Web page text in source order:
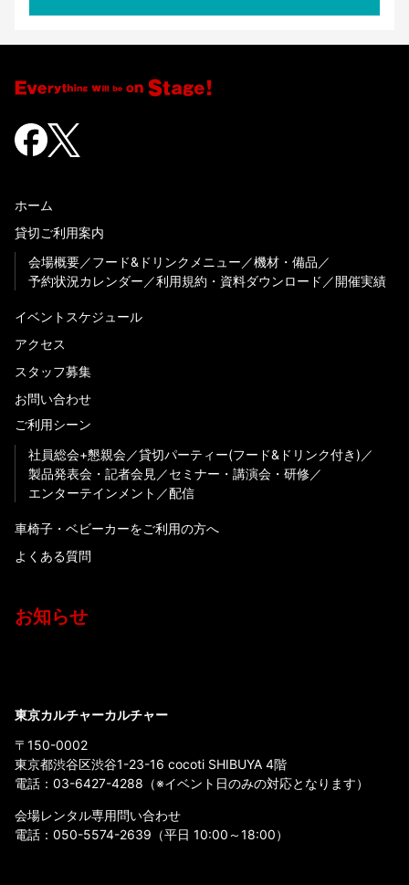
ホーム
貸切ご利用案内
会場概要
フード&ドリンクメニュー
機材・備品
予約状況カレンダー
利用規約・資料ダウンロード 開催実績
イベントスケジュール
アクセス
スタッフ募集
お問い合わせ
ご利用シーン
社員総会+懇親会
貸切パーティー(フード&ドリンク付き)
製品発表会・記者会見
セミナー・講演会・研修
エンターテインメント
配信
車椅子・ベビーカーをご利用の方へ
よくある質問
お知らせ
東京カルチャーカルチャー
〒150-0002
東京都渋谷区渋谷1-23-16 cocoti SHIBUYA 4階
電話： 03-6427-4288 （※イベント日のみの対応となります）
会場レンタル専用問い合わせ
電話： 050-5574-2639 （平日 10:00～18:00）